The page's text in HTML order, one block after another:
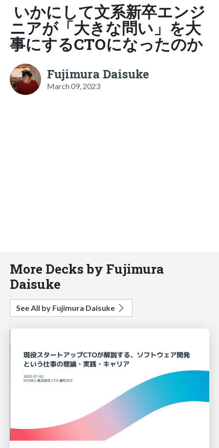
いかにして文系新卒エンジ
ニアが「大きな問い」を大
事にするCTOになったのか
Fujimura Daisuke
March 09, 2023
More Decks by Fujimura
Daisuke
See All by Fujimura Daisuke